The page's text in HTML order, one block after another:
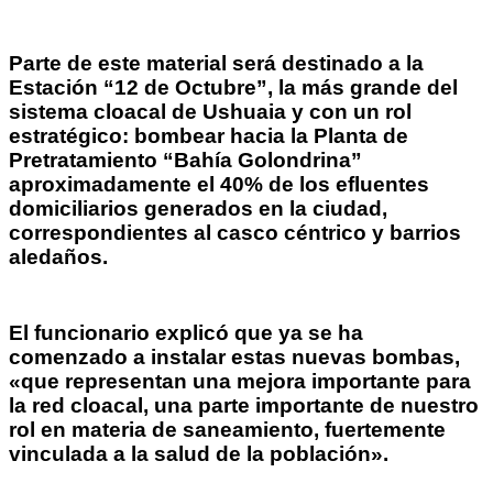
Parte de este material será destinado a la
Estación “12 de Octubre”, la más grande del
sistema cloacal de Ushuaia y con un rol
estratégico: bombear hacia la Planta de
Pretratamiento “Bahía Golondrina”
aproximadamente el 40% de los efluentes
domiciliarios generados en la ciudad,
correspondientes al casco céntrico y barrios
aledaños.
El funcionario explicó que ya se ha
comenzado a instalar estas nuevas bombas,
«que representan una mejora importante para
la red cloacal, una parte importante de nuestro
rol en materia de saneamiento, fuertemente
vinculada a la salud de la población».